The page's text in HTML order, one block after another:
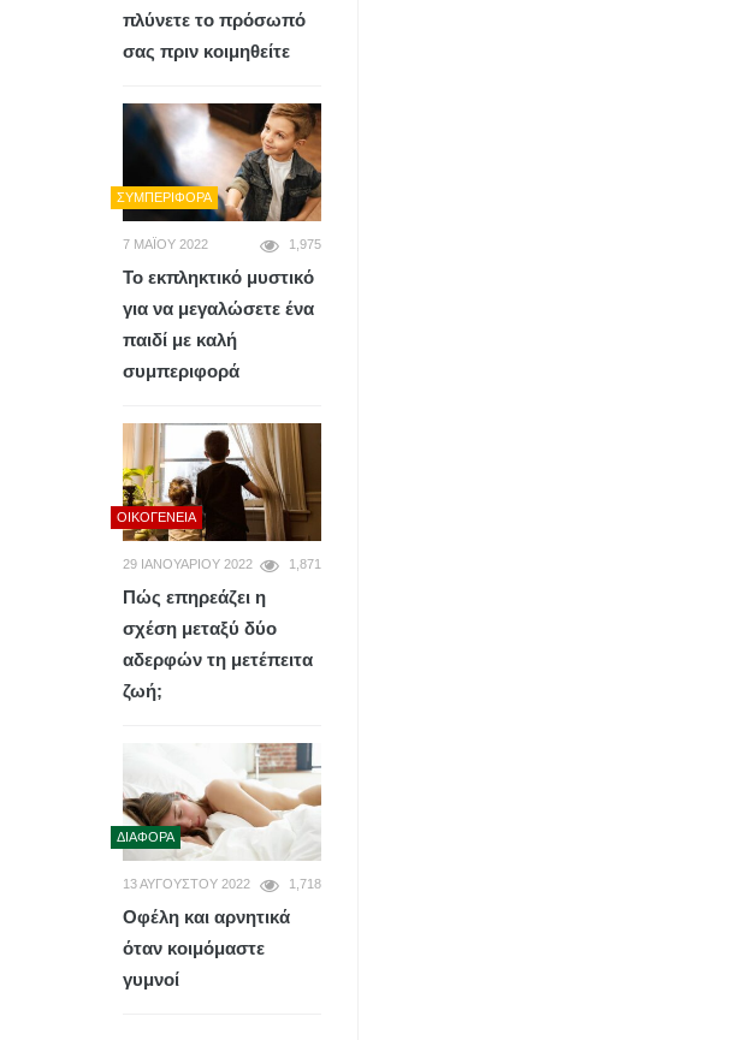
πλύνετε το πρόσωπό
σας πριν κοιμηθείτε
ΣΥΜΠΕΡΙΦΟΡΆ
7 ΜΑΪ́ΟΥ 2022 1,975
Το εκπληκτικό μυστικό
για να μεγαλώσετε ένα
παιδί με καλή
συμπεριφορά
ΟΙΚΟΓΈΝΕΙΑ
29 ΙΑΝΟΥΑΡΊΟΥ 2022 1,871
Πώς επηρεάζει η
σχέση μεταξύ δύο
αδερφών τη μετέπειτα
ζωή;
ΔΙΆΦΟΡΑ
13 ΑΥΓΟΎΣΤΟΥ 2022 1,718
Οφέλη και αρνητικά
όταν κοιμόμαστε
γυμνοί